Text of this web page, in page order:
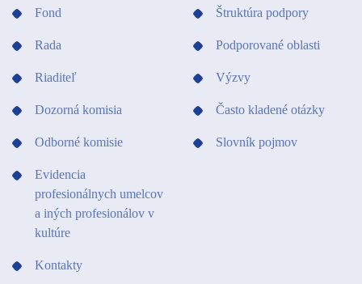
Fond
Rada
Riaditeľ
Dozorná komisia
Odborné komisie
Evidencia
profesionálnych umelcov
a iných profesionálov v
kultúre
Kontakty
Štruktúra podpory
Podporované oblasti
Výzvy
Často kladené otázky
Slovník pojmov